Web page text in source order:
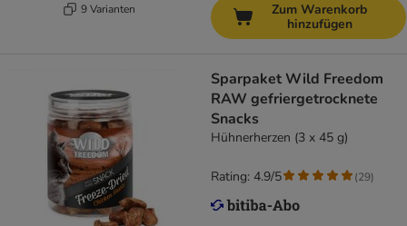
9 Varianten
Zum Warenkorb
hinzufügen
Sparpaket Wild Freedom
RAW gefriergetrocknete
Snacks
Hühnerherzen (3 x 45 g)
Rating: 4.9/5 (29)